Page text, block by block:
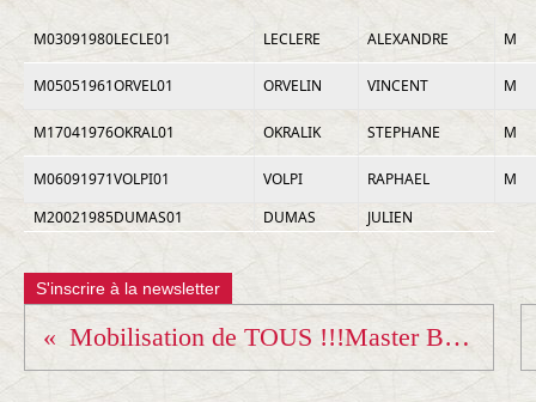
M03091980LECLE01 LECLERE ALEXANDRE M
M05051961ORVEL01 ORVELIN VINCENT M
M17041976OKRAL01 OKRALIK STEPHANE M
M06091971VOLPI01 VOLPI RAPHAEL
M
M20021985DUMAS01
DUMAS JULIEN
S'inscrire à la newsletter
Mobilisation de TOUS !!!Master Benjamin du 17 déc...Organisation : DOJO CHAMBERIEN